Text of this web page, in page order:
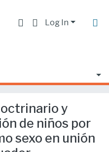
Log In
Análisis jurídico, doctrinario y social de la adopción de niños por personas del mismo sexo en unión de hecho en el Ecuador
y
de niños por
sexo en unión